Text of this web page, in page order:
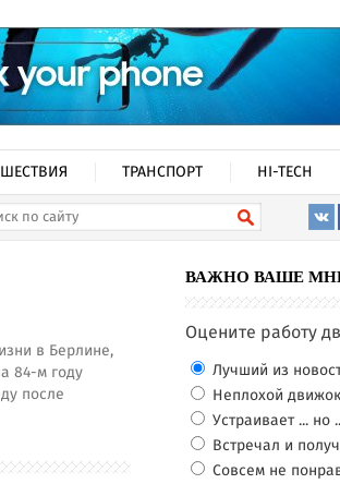
ТРАНСПОРТ HI-TECH
в Берлине,
84-м году
после
ВАЖНО ВАШЕ
Оцените работу
Лучший из
Неплохой движок
Устраивает ... но
Встречал и
Совсем не